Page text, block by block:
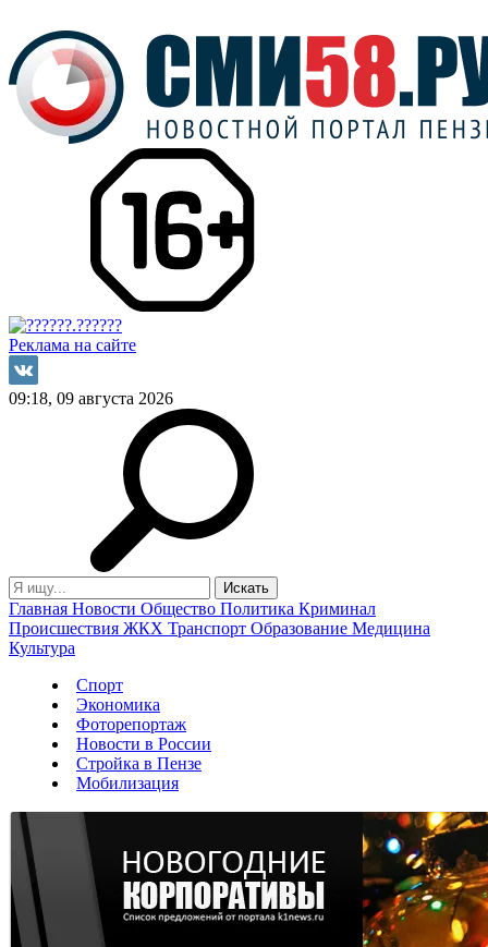
Реклама на сайте
09:18, 09 августа 2026
Главная Новости Общество Политика Криминал
Происшествия ЖКХ Транспорт Образование Медицина
Культура
Спорт
Экономика
Фоторепортаж
Новости в России
Стройка в Пензе
Мобилизация